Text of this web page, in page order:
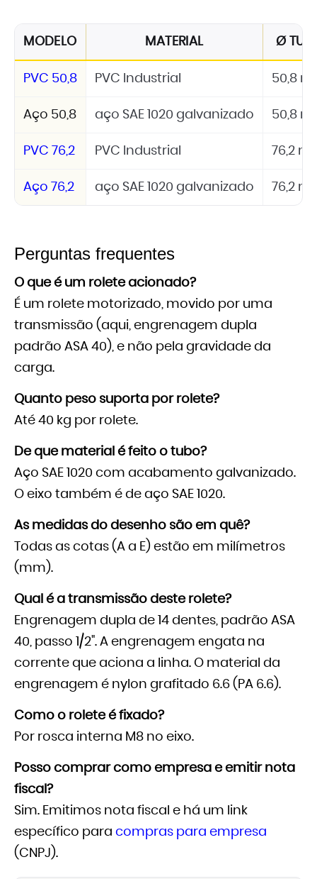
MODELO MATERIAL Ø
PVC 50,8 PVC Industrial 50,8
Aço 50,8 aço SAE 1020 galvanizado 50,8
PVC 76,2 PVC Industrial 76,2
Aço 76,2 aço SAE 1020 galvanizado 76,2
Perguntas frequentes
O que é um rolete acionado?
É um rolete motorizado, movido por uma
transmissão (aqui, engrenagem dupla
padrão ASA 40), e não pela gravidade da
carga.
Quanto peso suporta por rolete?
Até 40 kg por rolete.
De que material é feito o tubo?
Aço SAE 1020 com acabamento galvanizado.
O eixo também é de aço SAE 1020.
As medidas do desenho são em quê?
Todas as cotas (A a E) estão em milímetros
(mm).
Qual é a transmissão deste rolete?
Engrenagem dupla de 14 dentes, padrão ASA
40, passo 1/2". A engrenagem engata na
corrente que aciona a linha. O material da
engrenagem é nylon grafitado 6.6 (PA 6.6).
Como o rolete é fixado?
Por rosca interna M8 no eixo.
Posso comprar como empresa e emitir nota
fiscal?
Sim. Emitimos nota fiscal e há um link
específico para compras para empresa
(CNPJ).